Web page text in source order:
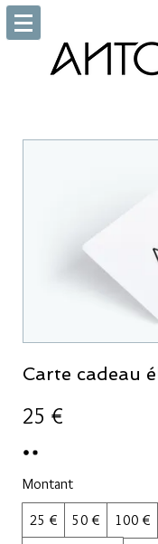
Carte cadeau
25 €
Montant
25 € 50 € 100 €